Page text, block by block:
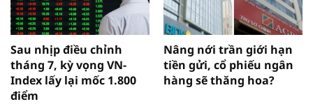
Sau nhịp điều chỉnh
tháng 7, kỳ vọng VN-
Index lấy lại mốc 1.800
điểm
Nâng nới trần giới hạn
tiền gửi, cổ phiếu ngân
hàng sẽ thăng hoa?